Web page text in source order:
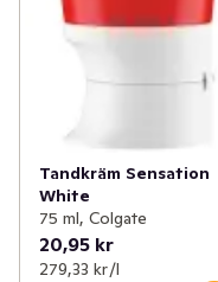
Tandkräm Sensation
White
75 ml, Colgate
20,95 kr
279,33 kr /l